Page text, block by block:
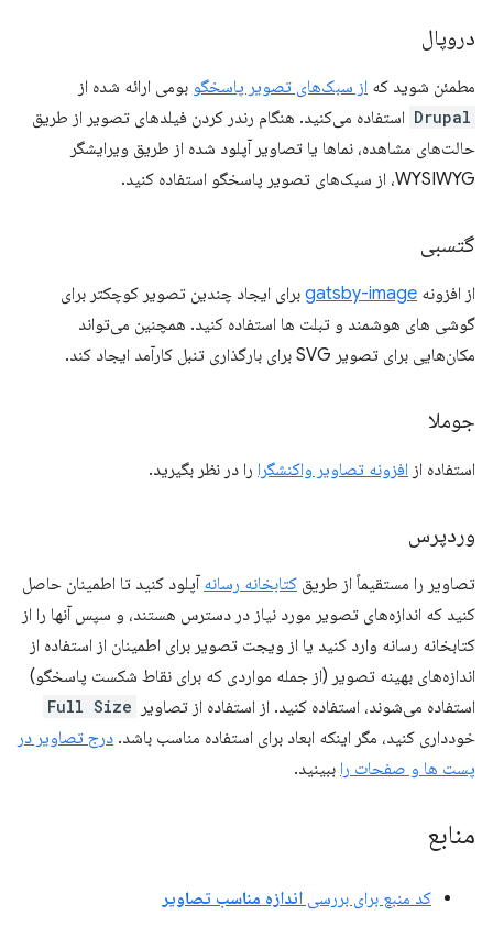
دروپال
مطمئن شوید که از سبک‌های تصویر پاسخگو بومی ارائه شده از
Drupal استفاده می‌کنید. هنگام رندر کردن فیلدهای تصویر از طریق
حالت‌های مشاهده، نماها یا تصاویر آپلود شده از طریق ویرایشگر
WYSIWYG، از سبک‌های تصویر پاسخگو استفاده کنید.
گتسبی
از افزونه gatsby-image برای ایجاد چندین تصویر کوچکتر برای
گوشی های هوشمند و تبلت ها استفاده کنید. همچنین می‌تواند
مکان‌هایی برای تصویر SVG برای بارگذاری تنبل کارآمد ایجاد کند.
جوملا
استفاده از افزونه تصاویر واکنشگرا را در نظر بگیرید.
وردپرس
تصاویر را مستقیماً از طریق کتابخانه رسانه آپلود کنید تا اطمینان حاصل
کنید که اندازه‌های تصویر مورد نیاز در دسترس هستند، و سپس آنها را از
کتابخانه رسانه وارد کنید یا از ویجت تصویر برای اطمینان از استفاده از
اندازه‌های بهینه تصویر (از جمله مواردی که برای نقاط شکست پاسخگو)
استفاده می‌شوند، استفاده کنید. از استفاده از تصاویر
Full Size
خودداری کنید، مگر اینکه ابعاد برای استفاده مناسب باشد. درج تصاویر در
پست ها و صفحات را ببینید.
منابع
کد منبع برای بررسی اندازه مناسب تصاویر